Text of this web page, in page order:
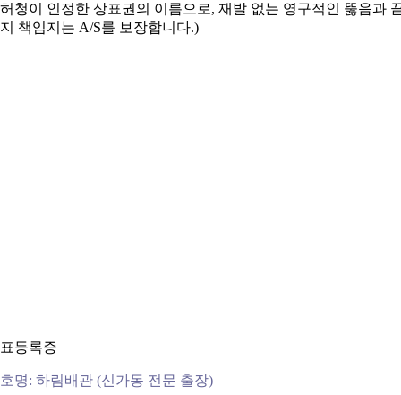
청이 인정한 상표권의 이름으로, 재발 없는 영구적인 뚫음과
책임지는 A/S를 보장합니다.)
등록증
명: 하림배관 (신가동 전문 출장)